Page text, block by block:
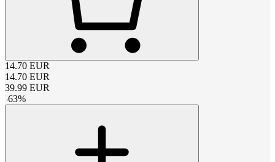
14.70 EUR
14.70 EUR
39.99 EUR
-63%